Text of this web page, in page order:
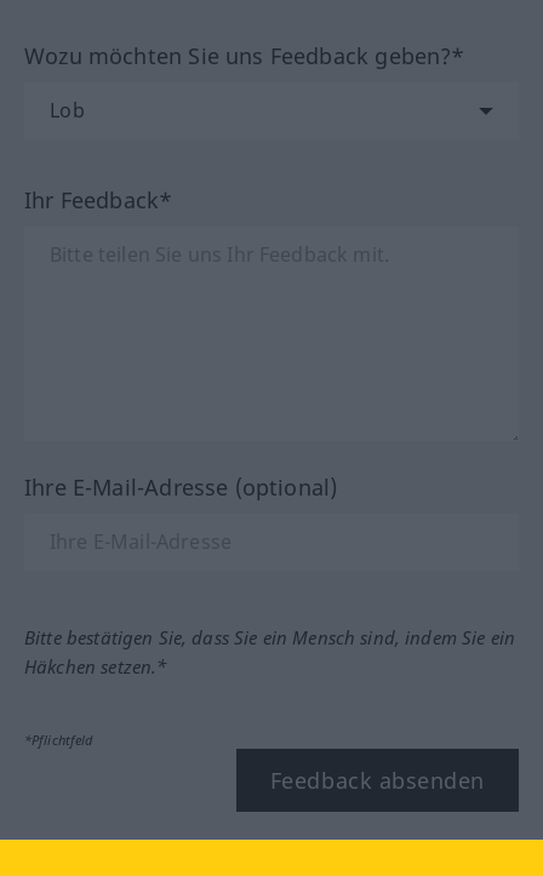
Wozu möchten Sie uns Feedback geben?*
Ihr Feedback*
Ihre E-Mail-Adresse (optional)
Bitte bestätigen Sie, dass Sie ein Mensch sind, indem Sie ein
Häkchen setzen.*
*Pflichtfeld
Feedback absenden